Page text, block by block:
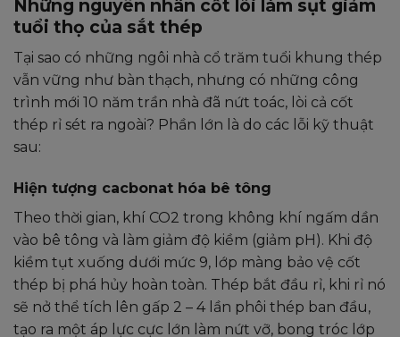
Những nguyên nhân cốt lõi làm sụt giảm
tuổi thọ của sắt thép
Tại sao có những ngôi nhà cổ trăm tuổi khung thép
vẫn vững như bàn thạch, nhưng có những công
trình mới 10 năm trần nhà đã nứt toác, lòi cả cốt
thép rỉ sét ra ngoài? Phần lớn là do các lỗi kỹ thuật
sau:
Hiện tượng cacbonat hóa bê tông
Theo thời gian, khí CO2 trong không khí ngấm dần
vào bê tông và làm giảm độ kiềm (giảm pH). Khi độ
kiềm tụt xuống dưới mức 9, lớp màng bảo vệ cốt
thép bị phá hủy hoàn toàn. Thép bắt đầu rỉ, khi rỉ nó
sẽ nở thể tích lên gấp 2 – 4 lần phôi thép ban đầu,
tạo ra một áp lực cực lớn làm nứt vỡ, bong tróc lớp